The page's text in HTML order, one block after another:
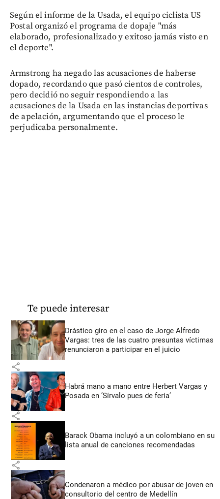
Según el informe de la Usada, el equipo ciclista US
Postal organizó el programa de dopaje "más
elaborado, profesionalizado y exitoso jamás visto en
el deporte".
Armstrong ha negado las acusaciones de haberse
dopado, recordando que pasó cientos de controles,
pero decidió no seguir respondiendo a las
acusaciones de la Usada en las instancias deportivas
de apelación, argumentando que el proceso le
perjudicaba personalmente.
Te puede interesar
Drástico giro en el caso de Jorge Alfredo
Vargas: tres de las cuatro presuntas víctimas
renunciaron a participar en el juicio
share
Habrá mano a mano entre Herbert Vargas y
Posada en ‘Sírvalo pues de feria’
share
Barack Obama incluyó a un colombiano en su
lista anual de canciones recomendadas
share
Condenaron a médico por abusar de joven en
consultorio del centro de Medellín